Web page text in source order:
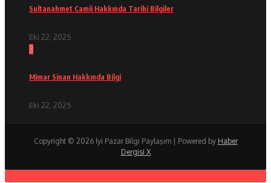
Sultanahmet Camii Hakkında Tarihi Bilgiler
Eki 22, 2025
3
Mimar Sinan Hakkında Bilgi
Eki 22, 2025
Copyright © 2026 İyi Pazar Bilgi Paylaşım | Powered by Haber
Dergisi X